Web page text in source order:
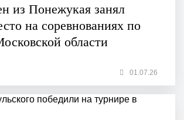
из Понежукая занял
на соревнованиях по
области
01.07.26